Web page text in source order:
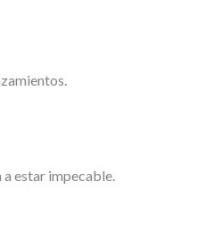
a estar impecable.